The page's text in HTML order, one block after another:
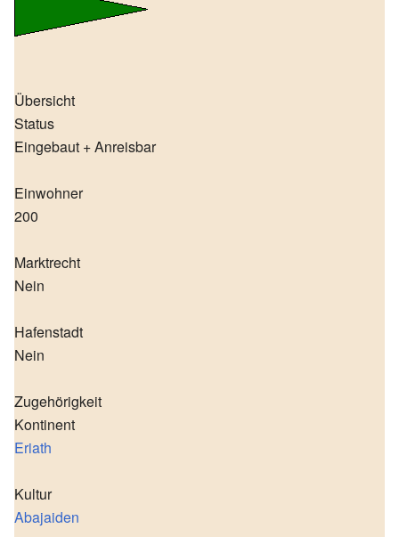
Übersicht
Status
Eingebaut + Anreisbar
Einwohner
200
Marktrecht
Nein
Hafenstadt
Nein
Zugehörigkeit
Kontinent
Eriath
Kultur
Abajaiden